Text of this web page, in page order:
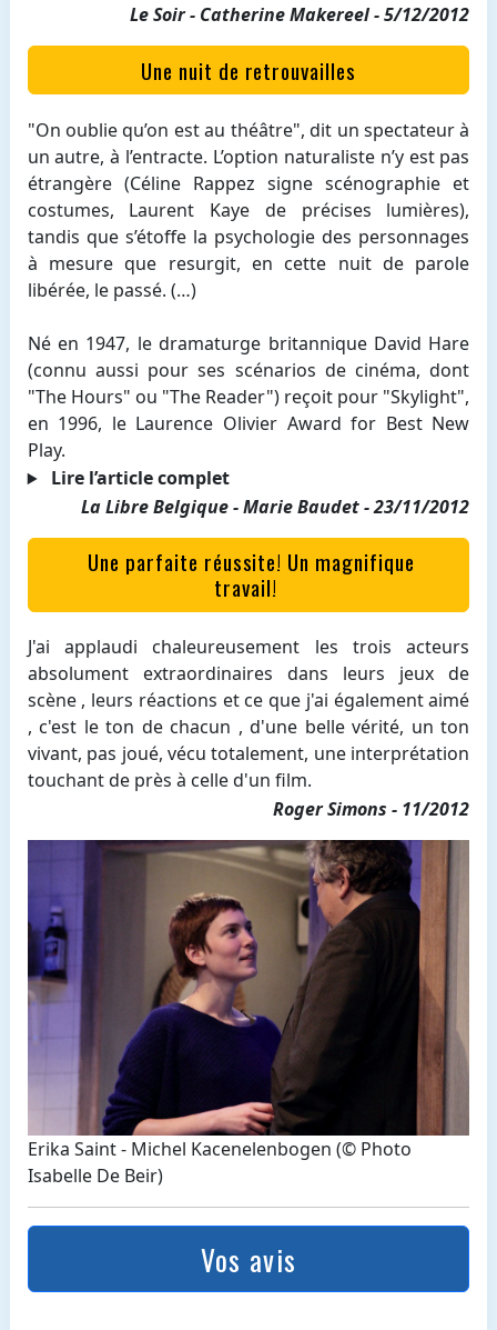
Le Soir - Catherine Makereel - 5/12/2012
Une nuit de retrouvailles
"On oublie qu’on est au théâtre", dit un spectateur à
un autre, à l’entracte. L’option naturaliste n’y est pas
étrangère (Céline Rappez signe scénographie et
costumes, Laurent Kaye de précises lumières),
tandis que s’étoffe la psychologie des personnages
à mesure que resurgit, en cette nuit de parole
libérée, le passé. (…)
Né en 1947, le dramaturge britannique David Hare
(connu aussi pour ses scénarios de cinéma, dont
"The Hours" ou "The Reader") reçoit pour "Skylight",
en 1996, le Laurence Olivier Award for Best New
Play.
Lire l’article complet
La Libre Belgique - Marie Baudet - 23/11/2012
Une parfaite réussite! Un magnifique
travail!
J'ai applaudi chaleureusement les trois acteurs
absolument extraordinaires dans leurs jeux de
scène , leurs réactions et ce que j'ai également aimé
, c'est le ton de chacun , d'une belle vérité, un ton
vivant, pas joué, vécu totalement, une interprétation
touchant de près à celle d'un film.
Roger Simons - 11/2012
Erika Saint - Michel Kacenelenbogen (© Photo
Isabelle De Beir)
Vos avis